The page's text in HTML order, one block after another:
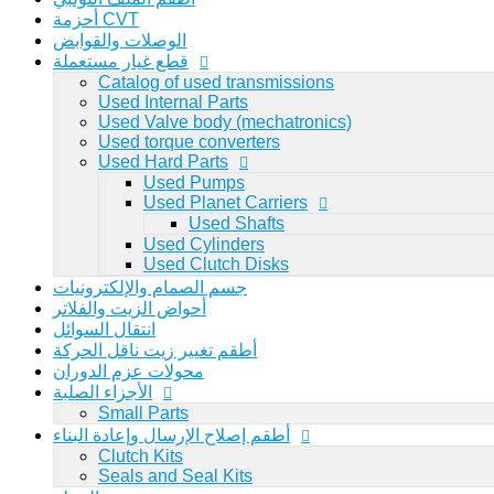
Arabic
Viewed
تسجيل الدخول
اشتراك
تسجيل الدخول اشتراك
أحزمة CVT
الوصلات والقوابض
قطع غيار مستعملة
Catalog of used transmissions
Used Internal Parts
Used Valve body (mechatronics)
Used torque converters
Used Hard Parts
Used Pumps
Used Planet Carriers
Used Shafts
Used Cylinders
Used Clutch Disks
جسم الصمام والإلكترونيات
أحواض الزيت والفلاتر
انتقال السوائل
أطقم تغيير زيت ناقل الحركة
محولات عزم الدوران
الأجزاء الصلبة
Small Parts
أطقم إصلاح الإرسال وإعادة البناء
Clutch Kits
Seals and Seal Kits